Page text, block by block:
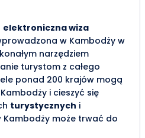
elektroniczna wiza
w Kambodży w
narzędziem
turystom z całego
ponad 200 krajów mogą
i cieszyć się
turystycznych i
Kambodży może trwać do